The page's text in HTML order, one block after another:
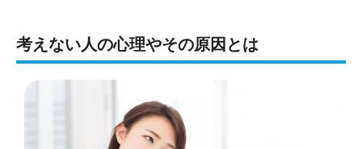
考えない人の心理やその原因とは